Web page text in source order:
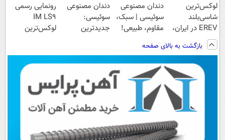
لوکس‌ترین
شاسی‌بلند
EREV در ایران،
توسط نیکا موتور
رونمایی شد!
دندان مصنوعی
سوئیسی | سبک،
مقاوم، طبیعی!
رایگان+پرداخت
اقساطی😍
دندان مصنوعی
سوئیسی:
جدیدترین
پرداخت قسطی
رونمایی رسمی
IM LS9
لوکس‌ترین
بازگشت به بالای صفحه